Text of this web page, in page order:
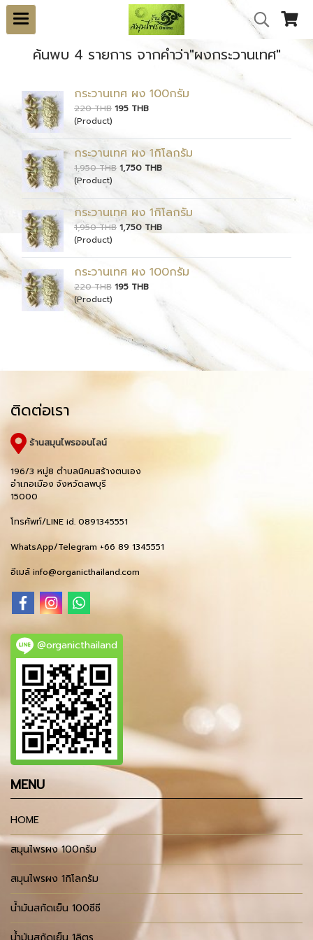
ค้นพบ 4 รายการ จากคำว่า"ผงกระวานเทศ"
กระวานเทศ ผง 100กรัม
220 THB 195 THB
(Product)
กระวานเทศ ผง 1กิโลกรัม
1,950 THB 1,750 THB
(Product)
กระวานเทศ ผง 1กิโลกรัม
1,950 THB 1,750 THB
(Product)
กระวานเทศ ผง 100กรัม
220 THB 195 THB
(Product)
ติดต่อเรา
ร้านสมุนไพรออนไลน์
196/3 หมู่8 ตำบลนิคมสร้างตนเอง
อำเภอเมือง จังหวัดลพบุรี
15000
โทรศัพท์/LINE id. 0891345551
WhatsApp/Telegram +66 89 1345551
อีเมล์ info@organicthailand.com
@organicthailand
MENU
HOME
สมุนไพรผง 100กรัม
สมุนไพรผง 1กิโลกรัม
น้ำมันสกัดเย็น 100ซีซี